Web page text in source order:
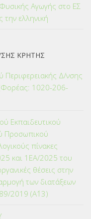
Αγωγής στο ΕΣ
την ελληνική
ΚΡΗΤΗΣ
Περιφερειακής Δ/νσης
1020-206-
Εκπαιδευτικού
Προσωπικού
πίνακες
και 1ΕΑ/2025 του
θέσεις στην
των διατάξεων
2019 (Α΄13)